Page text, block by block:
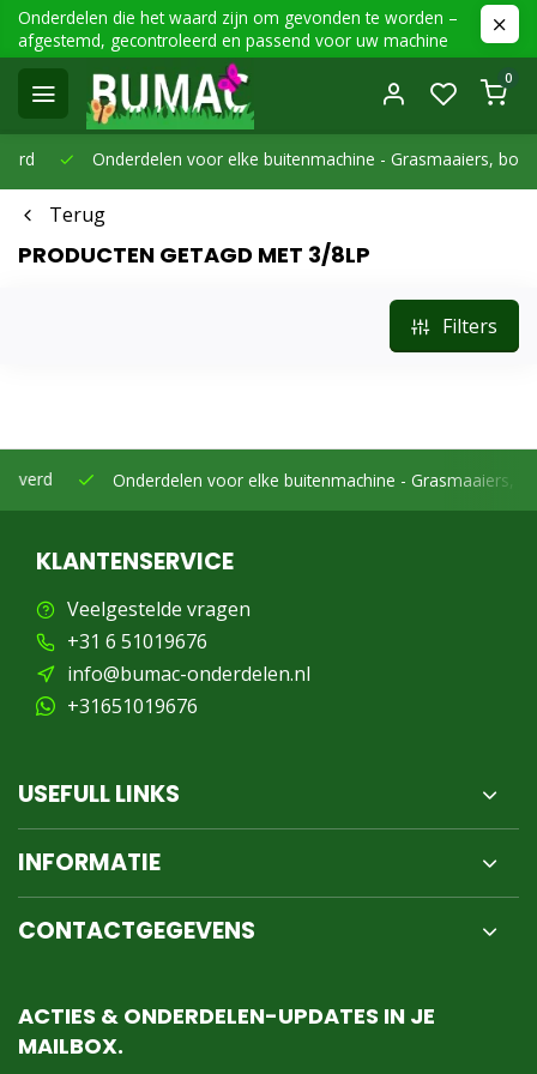
Onderdelen die het waard zijn om gevonden te worden –
afgestemd, gecontroleerd en passend voor uw machine
0
Onderdelen voor elke buitenmachine -Grasmaaiers,
Terug
PRODUCTEN GETAGD MET 3/8LP
Filters
Onderdelen voor elke buitenmachine -Grasmaaiers,
KLANTENSERVICE
Veelgestelde vragen
+31 6 51019676
info@bumac-onderdelen.nl
+31651019676
USEFULL LINKS
INFORMATIE
CONTACTGEGEVENS
ACTIES & ONDERDELEN-UPDATES IN JE
MAILBOX.